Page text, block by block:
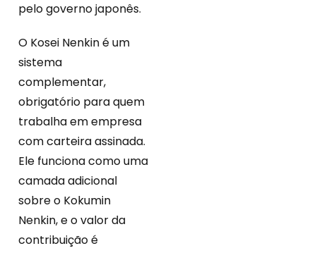
pelo governo japonês.
O Kosei Nenkin é um
sistema
complementar,
obrigatório para quem
trabalha em empresa
com carteira assinada.
Ele funciona como uma
camada adicional
sobre o Kokumin
Nenkin, e o valor da
contribuição é